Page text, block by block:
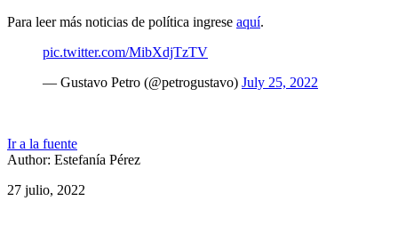
Para leer más noticias de política ingrese aquí.
pic.twitter.com/MibXdjTzTV
— Gustavo Petro (@petrogustavo) July 25, 2022
Ir a la fuente
Author: Estefanía Pérez
27 julio, 2022